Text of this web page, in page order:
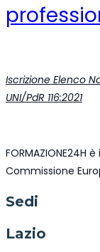
Iscrizione Elenco
UNI/PdR 116:2021
FORMAZIONE24H
Commissione
Sedi
Lazio